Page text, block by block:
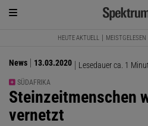
HEUTE AKTUELL MEISTGELESEN
News 13.03.2020 Lesedauer ca. 1
SÜDAFRIKA
:
Steinzeitmenschen
vernetzt